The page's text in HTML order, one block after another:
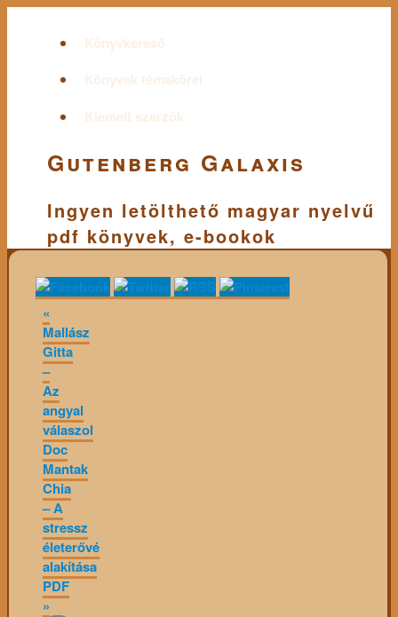
Könyvkereső
Könyvek témakörei
Kiemelt szerzők
Gutenberg Galaxis
Ingyen letölthető magyar nyelvű
pdf könyvek, e-bookok
«
Mallász
Gitta
–
Az
angyal
válaszol
Doc
Mantak
Chia
– A
stressz
életerővé
alakítása
PDF
»